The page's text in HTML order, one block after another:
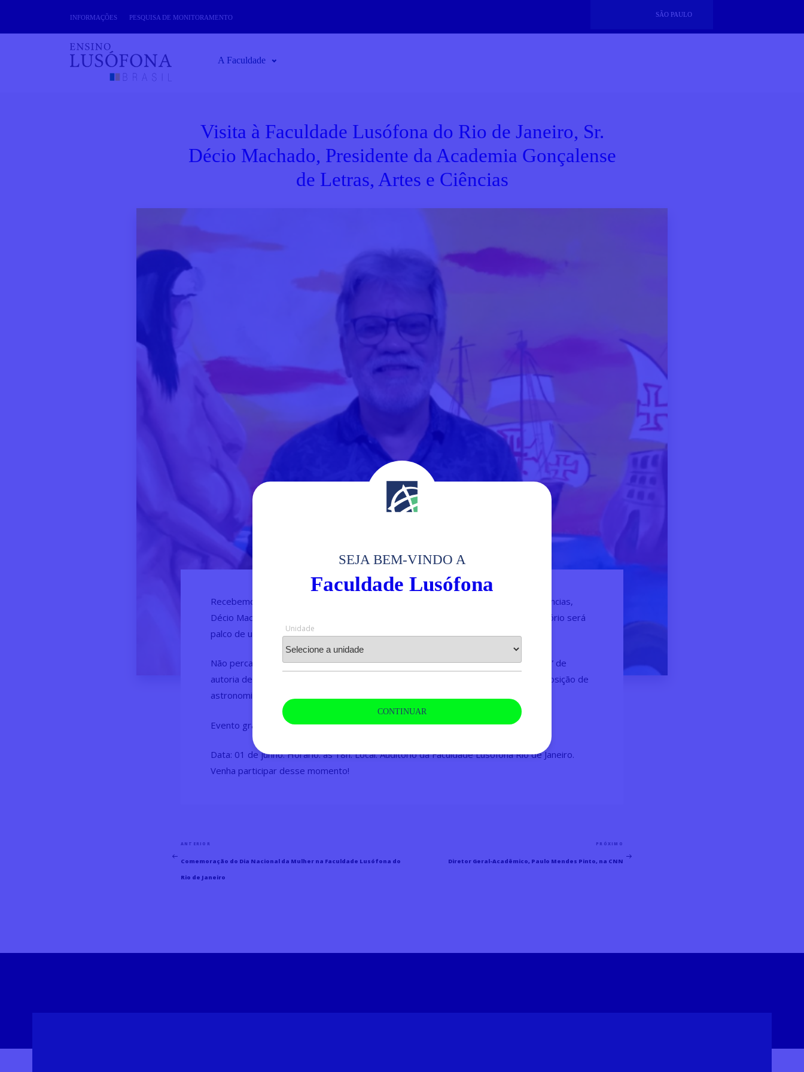
SEJA BEM-VINDO A
Faculdade Lusófona
Unidade
CONTINUAR
INFORMAÇÕES PESQUISA DE MONITORAMENTO SÃO PAULO
A Faculdade
Visita à Faculdade Lusófona do Rio de Janeiro, Sr.
Décio Machado, Presidente da Academia Gonçalense
de Letras, Artes e Ciências
Recebemos a visita do Presidente da Academia Gonçalense de Letras, Artes e Ciências,
Décio Machado. Com o apoio da Secretaria de Cultura de São Gonçalo, nosso auditório será
palco de uma noite incrível de cultura, arte e ciência.
Não perca o lançamento do livro “Espelho Quântico, Uma Nova Teoria do Universo” de
autoria de Décio Machado, seguido de um sarau com músicos e poetas e uma exposição de
astronomia.
Evento gratuito e aberto ao público.
Data: 01 de junho. Horário: às 18h. Local: Auditório da Faculdade Lusófona Rio de Janeiro.
Venha participar desse momento!
Post
Post
Anterior
ANTERIOR
Comemoração do Dia Nacional da Mulher na Faculdade Lusófona do
Rio de Janeiro
PRÓXIMO
Diretor Geral-Acadêmico, Paulo Mendes Pinto, na CNN